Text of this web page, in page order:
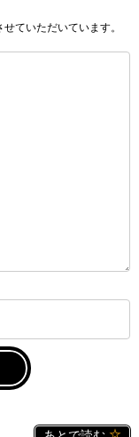
ていただいています。